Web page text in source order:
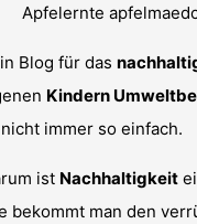
Blog für das
Kindern
immer so einfach.
ist Nachhaltigkeit
bekommt man den